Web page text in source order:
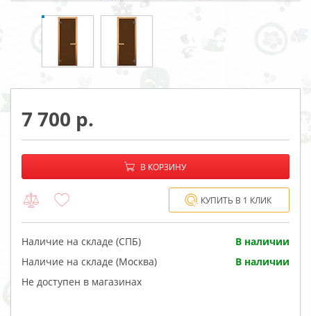
7 700
−
В КОРЗИНУ
КУПИТЬ В 1 КЛИК
Наличие на складе (СПБ)
В наличии
Наличие на складе (Москва)
В наличии
Не доступен в магазинах